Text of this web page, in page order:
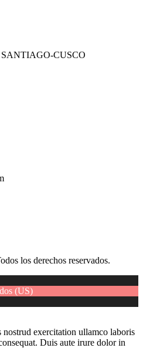
CUSCO
los derechos reservados.
(US)
exercitation ullamco laboris
Duis aute irure dolor in